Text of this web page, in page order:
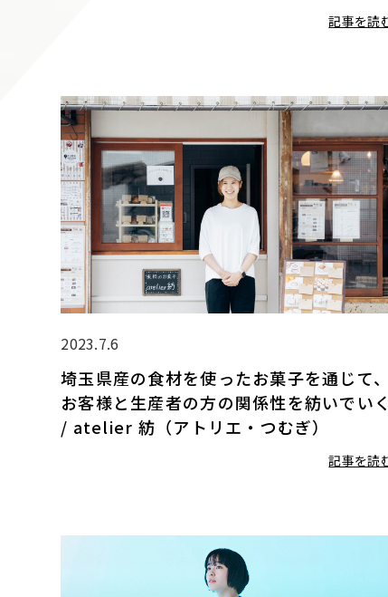
記事を読
2023.7.6
埼玉県産の食材を使ったお菓子を通じて、
お客様と生産者の方の関係性を紡いでいく
/ atelier 紡（アトリエ・つむぎ）
記事を読